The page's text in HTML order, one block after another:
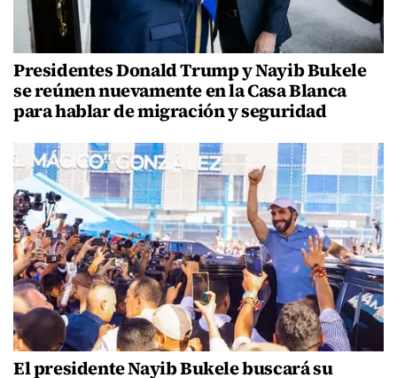
Presidentes Donald Trump y Nayib Bukele
se reúnen nuevamente en la Casa Blanca
para hablar de migración y seguridad
El presidente Nayib Bukele buscará su